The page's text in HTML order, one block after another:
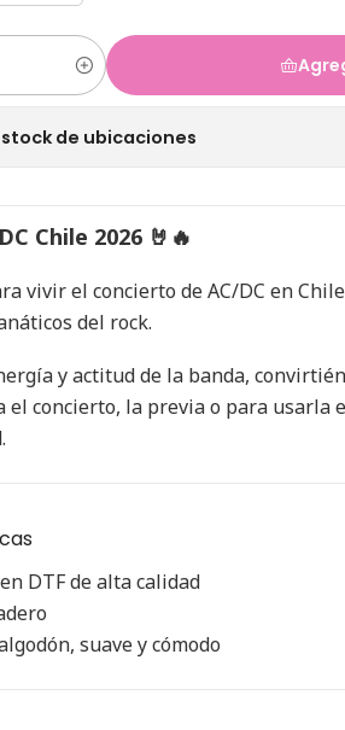
de ubicaciones
Chile 2026 🤘🔥
vivir el concierto de AC/DC en
del rock.
y actitud de la banda,
el concierto, la previa o para usarla
DTF de alta calidad
suave y cómodo